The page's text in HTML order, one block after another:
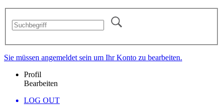
Sie müssen angemeldet sein um Ihr Konto zu bearbeiten.
Profil
Bearbeiten
LOG OUT